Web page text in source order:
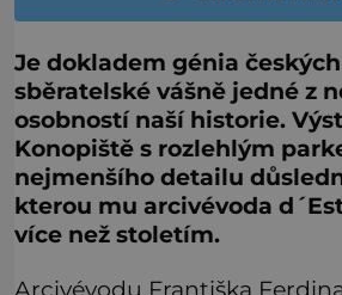
Je dokladem génia
sběratelské vášně jedné z
osobností naší historie.
Konopiště s rozlehlým
nejmenšího detailu
kterou mu arcivévoda
více než stoletím.